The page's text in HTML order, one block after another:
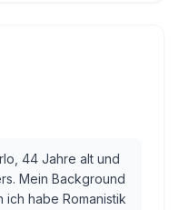
44 Jahre alt und
Mein Background
ich habe Romanistik